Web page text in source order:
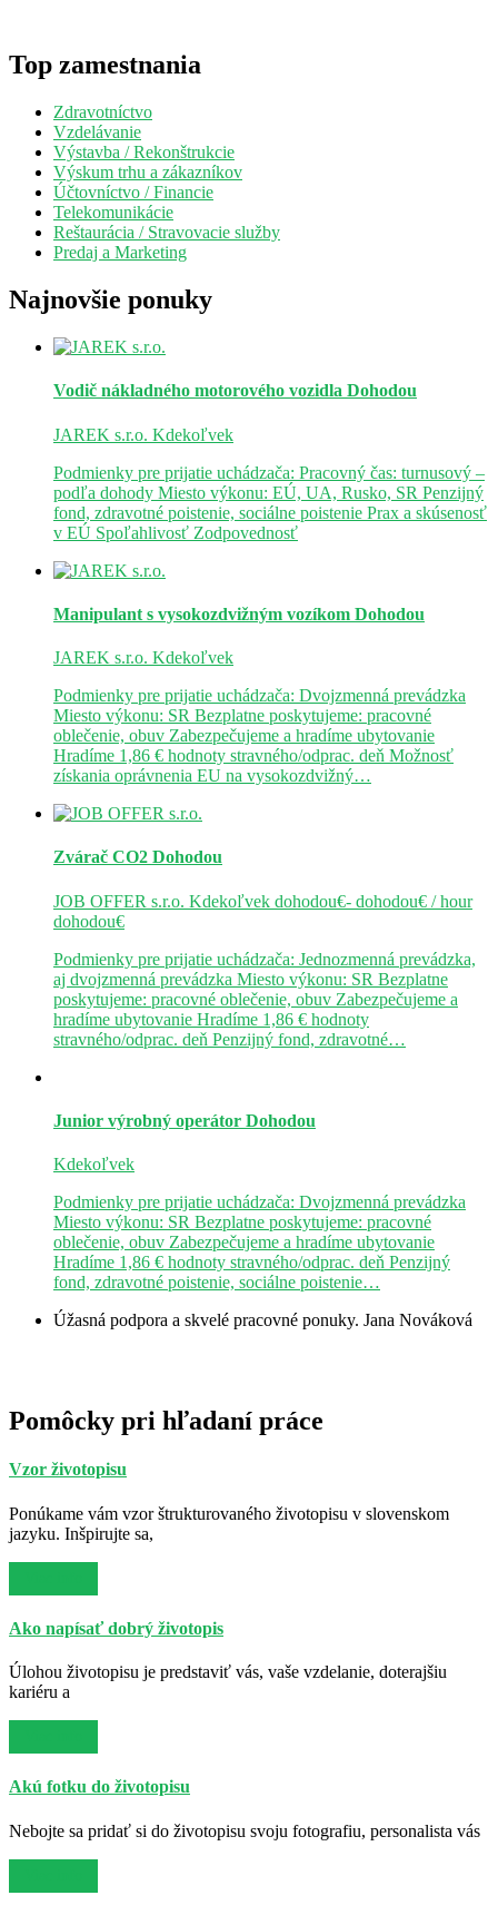
Top zamestnania
Zdravotníctvo
Vzdelávanie
Výstavba / Rekonštrukcie
Výskum trhu a zákazníkov
Účtovníctvo / Financie
Telekomunikácie
Reštaurácia / Stravovacie služby
Predaj a Marketing
Najnovšie ponuky
Vodič nákladného motorového vozidla Dohodou
JAREK s.r.o. Kdekoľvek
Podmienky pre prijatie uchádzača: Pracovný čas: turnusový –
podľa dohody Miesto výkonu: EÚ, UA, Rusko, SR Penzijný
fond, zdravotné poistenie, sociálne poistenie Prax a skúsenosť
v EÚ Spoľahlivosť Zodpovednosť
Manipulant s vysokozdvižným vozíkom Dohodou
JAREK s.r.o. Kdekoľvek
Podmienky pre prijatie uchádzača: Dvojzmenná prevádzka
Miesto výkonu: SR Bezplatne poskytujeme: pracovné
oblečenie, obuv Zabezpečujeme a hradíme ubytovanie
Hradíme 1,86 € hodnoty stravného/odprac. deň Možnosť
získania oprávnenia EU na vysokozdvižný…
Zvárač CO2 Dohodou
JOB OFFER s.r.o. Kdekoľvek dohodou€- dohodou€ / hour
dohodou€
Podmienky pre prijatie uchádzača: Jednozmenná prevádzka,
aj dvojzmenná prevádzka Miesto výkonu: SR Bezplatne
poskytujeme: pracovné oblečenie, obuv Zabezpečujeme a
hradíme ubytovanie Hradíme 1,86 € hodnoty
stravného/odprac. deň Penzijný fond, zdravotné…
Junior výrobný operátor Dohodou
Kdekoľvek
Podmienky pre prijatie uchádzača: Dvojzmenná prevádzka
Miesto výkonu: SR Bezplatne poskytujeme: pracovné
oblečenie, obuv Zabezpečujeme a hradíme ubytovanie
Hradíme 1,86 € hodnoty stravného/odprac. deň Penzijný
fond, zdravotné poistenie, sociálne poistenie…
Úžasná podpora a skvelé pracovné ponuky. Jana Nováková
Pomôcky pri hľadaní práce
Vzor životopisu
Ponúkame vám vzor štrukturovaného životopisu v slovenskom
jazyku. Inšpirujte sa,
Ako napísať dobrý životopis
Úlohou životopisu je predstaviť vás, vaše vzdelanie, doterajšiu
kariéru a
Akú fotku do životopisu
Nebojte sa pridať si do životopisu svoju fotografiu, personalista vás